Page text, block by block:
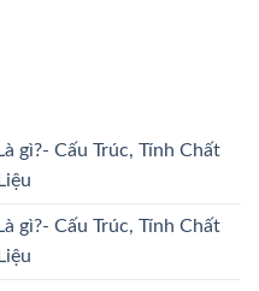
gì?- Cấu Trúc, Tính Chất
gì?- Cấu Trúc, Tính Chất